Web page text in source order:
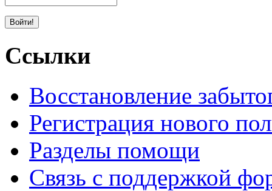
Ссылки
Восстановление
Регистрация нового
Разделы помощи
Связь с поддержкой